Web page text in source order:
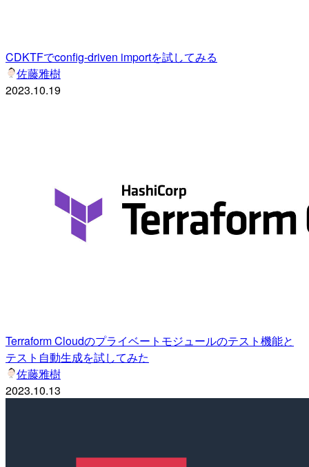
CDKTFでconfig-driven importを試してみる
佐藤雅樹
2023.10.19
Terraform Cloudのプライベートモジュールのテスト機能と
テスト自動生成を試してみた
佐藤雅樹
2023.10.13